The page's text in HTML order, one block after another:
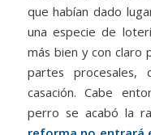
que habían dado
una especie de
más bien y con claro
partes procesales,
casación. Cabe
perro se acabó la